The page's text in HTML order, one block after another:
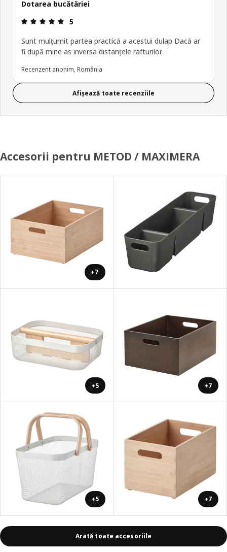
Dotarea bucătăriei
Prezentare generală: 5 din 5 stele
5
Sunt mulțumit partea practică a acestui dulap Dacă ar
fi după mine as inversa distanțele rafturilor
Recenzent anonim, România
Afișează toate recenziile
Accesorii pentru METOD / MAXIMERA
+7
+5 +7
+5 +7
Arată toate accesoriile